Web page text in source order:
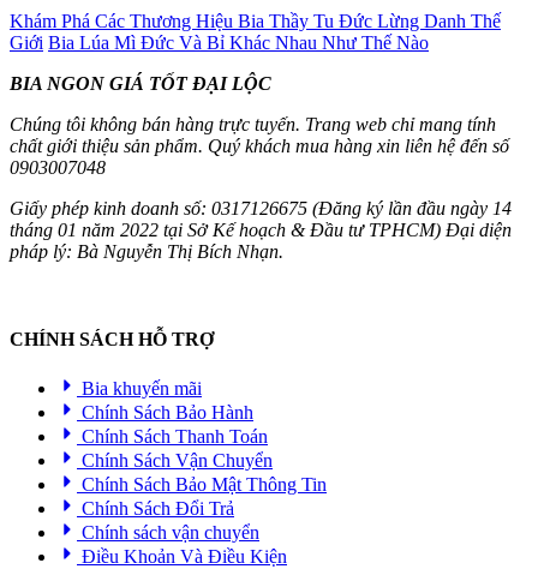
Khám Phá Các Thương Hiệu Bia Thầy Tu Đức Lừng Danh Thế
Giới Bia Lúa Mì Đức Và Bỉ Khác Nhau Như Thế Nào
BIA NGON GIÁ TỐT ĐẠI LỘC
Chúng tôi không bán hàng trực tuyến. Trang web chỉ mang tính
chất giới thiệu sản phẩm. Quý khách mua hàng xin liên hệ đến số
0903007048
Giấy phép kinh doanh số: 0317126675 (Đăng ký lần đầu ngày 14
tháng 01 năm 2022 tại Sở Kế hoạch & Đầu tư TPHCM) Đại diện
pháp lý: Bà Nguyễn Thị Bích Nhạn.
CHÍNH SÁCH HỖ TRỢ
Bia khuyến mãi
Chính Sách Bảo Hành
Chính Sách Thanh Toán
Chính Sách Vận Chuyển
Chính Sách Bảo Mật Thông Tin
Chính Sách Đổi Trả
Chính sách vận chuyển
Điều Khoản Và Điều Kiện